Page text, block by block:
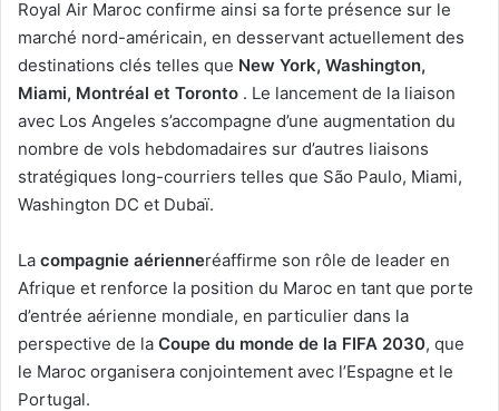
Royal Air Maroc confirme ainsi sa forte présence sur le
marché nord-américain, en desservant actuellement des
destinations clés telles que New York, Washington,
Miami, Montréal et Toronto . Le lancement de la liaison
avec Los Angeles s’accompagne d’une augmentation du
nombre de vols hebdomadaires sur d’autres liaisons
stratégiques long-courriers telles que São Paulo, Miami,
Washington DC et Dubaï.
La compagnie aérienneréaffirme son rôle de leader en
Afrique et renforce la position du Maroc en tant que porte
d’entrée aérienne mondiale, en particulier dans la
perspective de la Coupe du monde de la FIFA 2030, que
le Maroc organisera conjointement avec l’Espagne et le
Portugal.